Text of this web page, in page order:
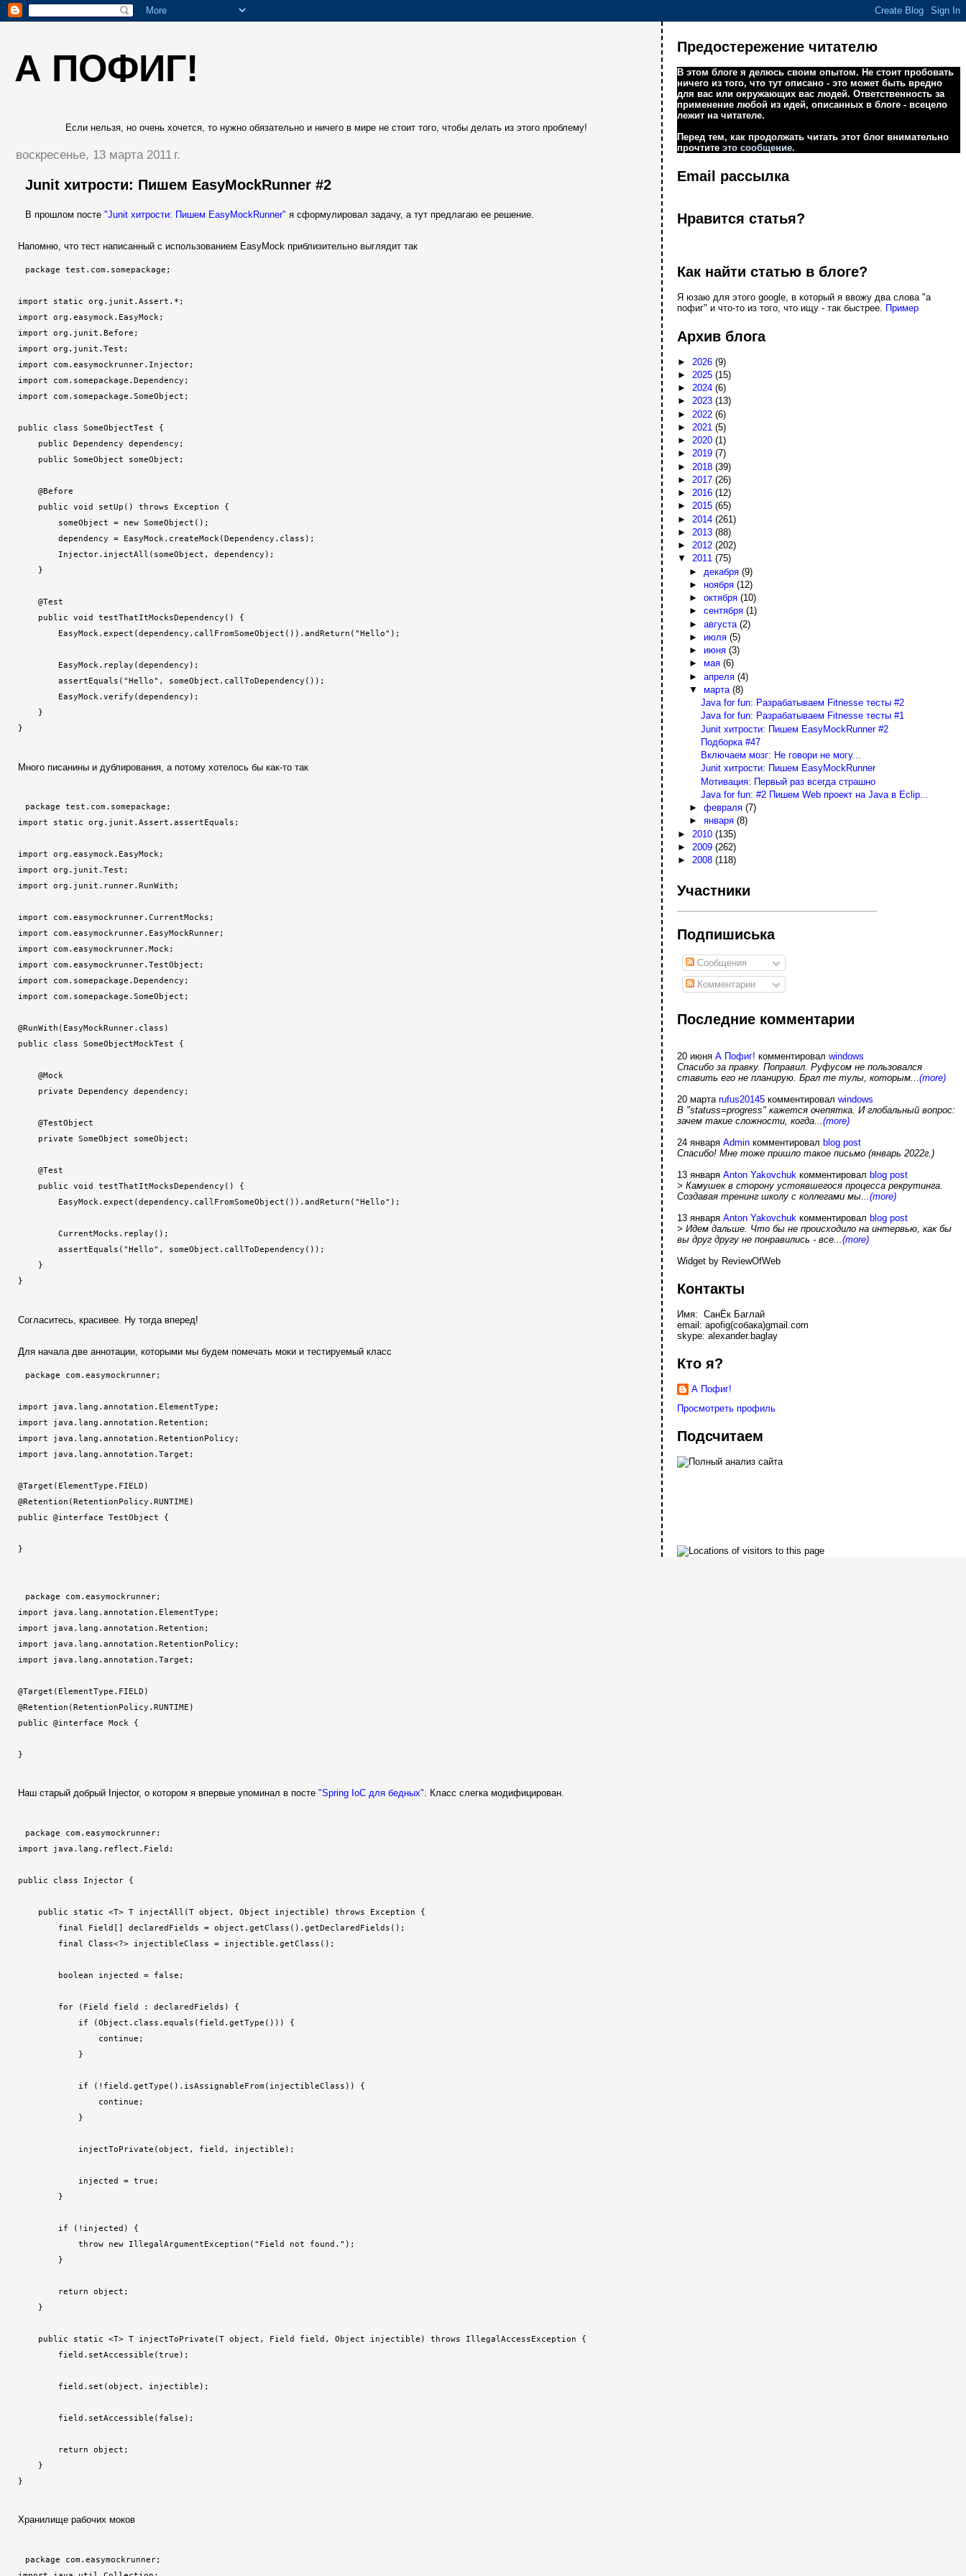
А ПОФИГ!
Если нельзя, но очень хочется, то нужно обязательно и ничего в мире не стоит того, чтобы делать из этого проблему!
воскресенье, 13 марта 2011 г.
Junit хитрости: Пишем EasyMockRunner #2
В прошлом посте "Junit хитрости: Пишем EasyMockRunner" я сформулировал задачу, а тут предлагаю ее решение.
Напомню, что тест написанный с использованием EasyMock приблизительно выглядит так
package test.com.somepackage;
import static org.junit.Assert.*;
import org.easymock.EasyMock;
import org.junit.Before;
import org.junit.Test;
import com.easymockrunner.Injector;
import com.somepackage.Dependency;
import com.somepackage.SomeObject;
public class SomeObjectTest {
    public Dependency dependency;
    public SomeObject someObject;
    @Before
    public void setUp() throws Exception {
        someObject = new SomeObject();
        dependency = EasyMock.createMock(Dependency.class);
        Injector.injectAll(someObject, dependency);
    }
    @Test
    public void testThatItMocksDependency() {
        EasyMock.expect(dependency.callFromSomeObject()).andReturn("Hello");
        EasyMock.replay(dependency);
        assertEquals("Hello", someObject.callToDependency());
        EasyMock.verify(dependency);
    }
}
Много писанины и дублирования, а потому хотелось бы как-то так
package test.com.somepackage;
import static org.junit.Assert.assertEquals;
import org.easymock.EasyMock;
import org.junit.Test;
import org.junit.runner.RunWith;
import com.easymockrunner.CurrentMocks;
import com.easymockrunner.EasyMockRunner;
import com.easymockrunner.Mock;
import com.easymockrunner.TestObject;
import com.somepackage.Dependency;
import com.somepackage.SomeObject;
@RunWith(EasyMockRunner.class)
public class SomeObjectMockTest {
    @Mock
    private Dependency dependency;
    @TestObject
    private SomeObject someObject;
    @Test
    public void testThatItMocksDependency() {
        EasyMock.expect(dependency.callFromSomeObject()).andReturn("Hello");
        CurrentMocks.replay();
        assertEquals("Hello", someObject.callToDependency());
    }
Согласитесь, красивее. Ну тогда вперед!
Для начала две аннотации, которыми мы будем помечать моки и тестируемый класс
package com.easymockrunner;
import java.lang.annotation.ElementType;
import java.lang.annotation.Retention;
import java.lang.annotation.RetentionPolicy;
import java.lang.annotation.Target;
@Target(ElementType.FIELD)
@Retention(RetentionPolicy.RUNTIME)
public @interface TestObject {
package com.easymockrunner;
import java.lang.annotation.ElementType;
import java.lang.annotation.Retention;
import java.lang.annotation.RetentionPolicy;
import java.lang.annotation.Target;
@Target(ElementType.FIELD)
@Retention(RetentionPolicy.RUNTIME)
public @interface Mock {
}
Наш старый добрый Injector, о котором я впервые упоминал в посте "Spring IoC для бедных". Класс слегка модифицирован.
package com.easymockrunner;
import java.lang.reflect.Field;
public class Injector {
    public static <T> T injectAll(T object, Object injectible) throws Exception {
        final Field[] declaredFields = object.getClass().getDeclaredFields();
        final Class<?> injectibleClass = injectible.getClass();
        boolean injected = false;
        for (Field field : declaredFields) {
            if (Object.class.equals(field.getType())) {
                continue;
            }
            if (!field.getType().isAssignableFrom(injectibleClass)) {
                continue;
            }
            injectToPrivate(object, field, injectible);
            injected = true;
        }
        if (!injected) {
            throw new IllegalArgumentException("Field not found.");
        }
        return object;
    }
    public static <T> T injectToPrivate(T object, Field field, Object injectible) throws IllegalAccessException {
        field.setAccessible(true);
        field.set(object, injectible);
        field.setAccessible(false);
        return object;
    }
}
Хранилище рабочих моков
package com.easymockrunner;
Предостережение читателю
В этом блоге я делюсь своим опытом. Не стоит пробовать
ничего из того, что тут описано - это может быть вредно
для вас или окружающих вас людей. Ответственность за
применение любой из идей, описанных в блоге - всецело
лежит на читателе.
Перед тем, как продолжать читать этот блог внимательно
прочтитеэто сообщение.
Email рассылка
Нравится статья?
Как найти статью в блоге?
Я юзаю для этого google, в который я ввожу два слова "а
пофиг" и что-то из того, что ищу - так быстрее. Пример
Архив блога
► 2026(9)
► 2025(15)
►2024(6)
►2023(13)
► 2022(6)
► 2021(5)
►2020(1)
►2019(7)
► 2018(39)
► 2017(26)
►2016(12)
►2015(65)
► 2014(261)
► 2013(88)
►2012(202)
▼2011(75)
► декабря (9)
► ноября (12)
► октября (10)
► сентября (1)
► августа (2)
► июля (5)
► июня (3)
► мая (6)
► апреля (4)
▼ марта (8)
Java for fun: Разрабатываем Fitnesse тесты #2
Java for fun: Разрабатываем Fitnesse тесты #1
Junit хитрости: Пишем EasyMockRunner #2
Подборка #47
Включаем мозг: Не говори не могу...
Junit хитрости: Пишем EasyMockRunner
Мотивация: Первый раз всегда страшно
Java for fun: #2 Пишем Web проект на Java в Eclip...
► февраля (7)
► января (8)
► 2010(135)
► 2009(262)
►2008(118)
Участники
Подпишиська
Сообщения
Комментарии
Последние комментарии
20 июняА Пофиг! комментировалwindows
Спасибо за правку. Поправил. Руфусом не пользовался
ставить его не планирую. Брал те тулы, которым...(more)
20 мартаrufus20145 комментировалwindows
В "statuss=progress" кажется очепятка. И глобальный вопрос:
зачем такие сложности, когда...(more)
24 январяAdmin комментировалblog post
Спасибо! Мне тоже пришло такое письмо (январь 2022г.)
13 январяAnton Yakovchuk комментировалblog post
> Камушек в сторону устоявшегося процесса рекрутинга.
Создавая тренинг школу с коллегами мы...(more)
13 январяAnton Yakovchuk комментировалblog post
> Идем дальше. Что бы не происходило на интервью, как бы
вы друг другу не понравились - все...(more)
Widget by ReviewOfWeb
Контакты
Имя: СанЁк Баглай
email: apofig(собака)gmail.com
skype: alexander.baglay
Кто я?
А Пофиг!
Просмотреть профиль
Подсчитаем